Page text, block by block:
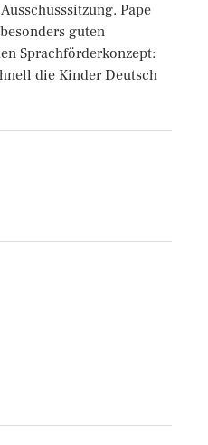
Pape
guten
Sprachförderkonzept:
die Kinder Deutsch